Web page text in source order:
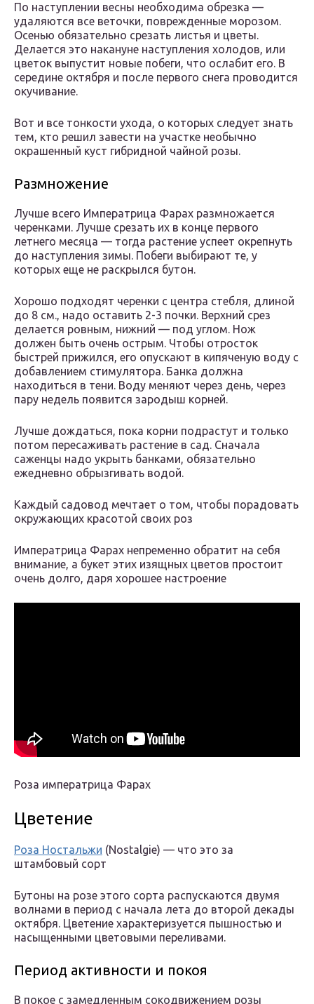
По наступлении весны необходима обрезка —
удаляются все веточки, поврежденные морозом.
Осенью обязательно срезать листья и цветы.
Делается это накануне наступления холодов, или
цветок выпустит новые побеги, что ослабит его. В
середине октября и после первого снега проводится
окучивание.
Вот и все тонкости ухода, о которых следует знать
тем, кто решил завести на участке необычно
окрашенный куст гибридной чайной розы.
Размножение
Лучше всего Императрица Фарах размножается
черенками. Лучше срезать их в конце первого
летнего месяца — тогда растение успеет окрепнуть
до наступления зимы. Побеги выбирают те, у
которых еще не раскрылся бутон.
Хорошо подходят черенки с центра стебля, длиной
до 8 см., надо оставить 2-3 почки. Верхний срез
делается ровным, нижний — под углом. Нож
должен быть очень острым. Чтобы отросток
быстрей прижился, его опускают в кипяченую воду с
добавлением стимулятора. Банка должна
находиться в тени. Воду меняют через день, через
пару недель появится зародыш корней.
Лучше дождаться, пока корни подрастут и только
потом пересаживать растение в сад. Сначала
саженцы надо укрыть банками, обязательно
ежедневно обрызгивать водой.
Каждый садовод мечтает о том, чтобы порадовать
окружающих красотой своих роз
Императрица Фарах непременно обратит на себя
внимание, а букет этих изящных цветов простоит
очень долго, даря хорошее настроение
Роза императрица Фарах
Цветение
Роза Ностальжи (Nostalgie) — что это за
штамбовый сорт
Бутоны на розе этого сорта распускаются двумя
волнами в период с начала лета до второй декады
октября. Цветение характеризуется пышностью и
насыщенными цветовыми переливами.
Период активности и покоя
В покое с замедленным сокодвижением розы